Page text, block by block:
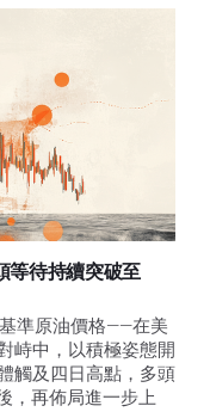
等待持續突破至
準原油價格——在美
峙中，以積極姿態開
觸及四日高點，多頭
，再佈局進一步上